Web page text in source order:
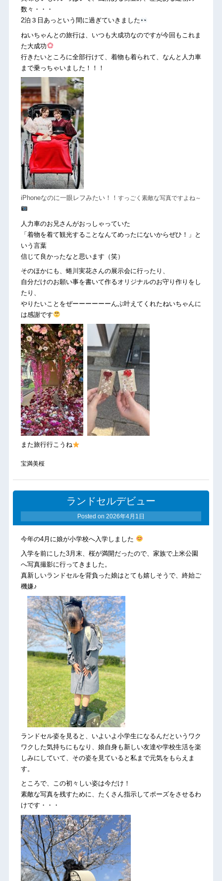
数々・・・
2泊３日あっという間に過ぎていきました
ねいちゃんとの旅行は、いつも大成功なのですが今回もこれま
た大成功
行きたいところに全部行けて、着物も着られて、なんと人力車
まで乗っちゃいました！！！
iPhoneなのに一眼レフみたい！！ すっごく素敵な写真ですよね～
人力車のお兄さんがおっしゃっていた
「着物を着て観光することなんてめったにないからぜひ！」と
いう言葉
信じて良かったなと思います（笑）
そのほかにも、蜷川実花さんの展示会に行ったり、
自分だけのお願い事を書いて作るオリジナルのお守り作りをし
たり、
やりたいことをぜーーーーーーんぶ叶えてくれたねいちゃんに
は感謝です
また旅行行こうね
宝満美桜
ランドセルデビュー
Posted on 2026年4月1日
今年の4月に娘が小学校へ入学しました
入学を前にした3月末、桜が満開だったので、家族で上米公園
へ写真撮影に行ってきました。
真新しいランドセルを背負った娘はとても嬉しそうで、終始ご
機嫌♪
ランドセル姿を見ると、いよいよ小学生になるんだというワク
ワクした気持ちにもなり、娘自身も新しい友達や学校生活を楽
しみにしていて、その姿を見ていると私まで元気をもらえま
す。
ところで、この初々しい姿は今だけ！
素敵な写真を残すために、たくさん指示してポーズをさせるわ
けです・・・